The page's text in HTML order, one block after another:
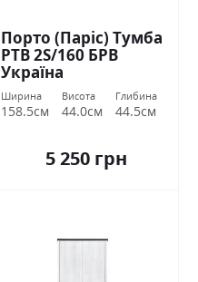
Порто (Паріс) Тумба
РТВ 2S/160 БРВ
Україна
Ширина
158.5см
Висота
44.0см
Глибина
44.5см
5 250 грн